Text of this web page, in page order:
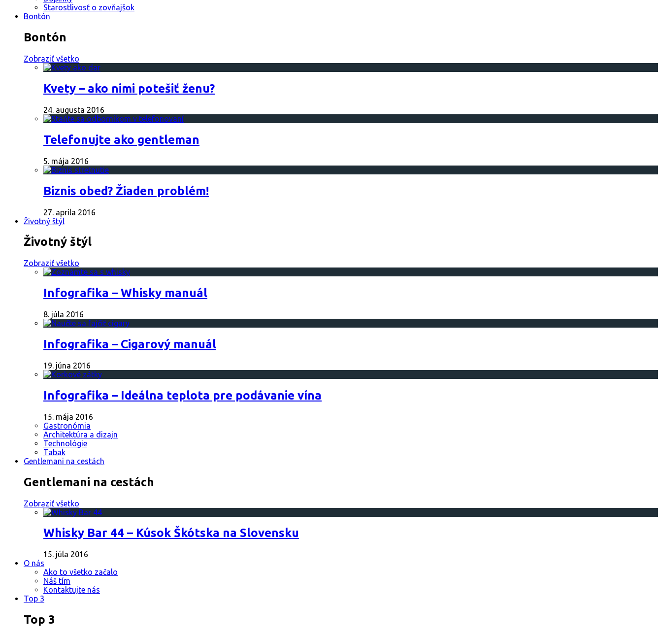
Starostlivosť o zovňajšok
Bontón
Bontón
Zobraziť všetko
Kvety – ako nimi potešiť ženu?
24. augusta 2016
Telefonujte ako gentleman
5. mája 2016
Biznis obed? Žiaden problém!
27. apríla 2016
Životný štýl
Životný štýl
Zobraziť všetko
Infografika – Whisky manuál
8. júla 2016
Infografika – Cigarový manuál
19. júna 2016
Infografika – Ideálna teplota pre podávanie vína
15. mája 2016
Gastronómia
Architektúra a dizajn
Technológie
Tabak
Gentlemani na cestách
Gentlemani na cestách
Zobraziť všetko
Whisky Bar 44 – Kúsok Škótska na Slovensku
15. júla 2016
O nás
Ako to všetko začalo
Náš tím
Kontaktujte nás
Top 3
Top 3